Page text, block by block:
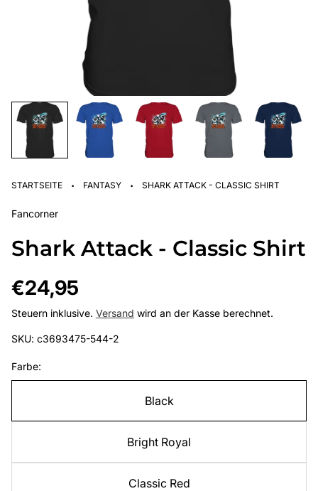
STARTSEITE · FANTASY · SHARK ATTACK - CLASSIC SHIRT
Fancorner
Shark Attack - Classic Shirt
Regulärer
Preis
€24,95
Steuern inklusive. Versand wird an der Kasse berechnet.
SKU: c3693475-544-2
Farbe:
Black
Bright Royal
Classic Red